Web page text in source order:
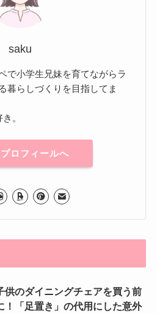
saku
で小学生兄妹を育てながらラ
暮らしづくりを目指してま
。
ロフィールへ
供のダイニングチェアを買う前
！「足置き」の代用にした意外